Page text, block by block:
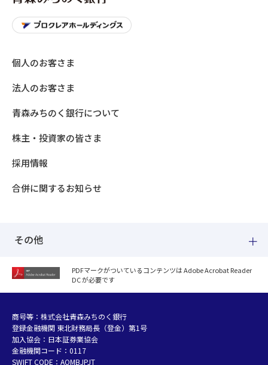
個人のお客さま
法人のお客さま
青森みちのく銀行について
株主・投資家の皆さま
採用情報
合併に関するお知らせ
その他
紛失した場合
個人データおよび法人情報に関するグループ共同利用について
マネー・ローンダリング等及び金融犯罪の防止について
販売勧誘方針
お客さまの資産形成支援に向けた業務運営方針
PDFマークがついているコンテンツは Adobe Acrobat Reader
DC が必要です
商号等：株式会社青森みちのく銀行
登録金融機関 東北財務局長（登金）第1号
加入協会：日本証券業協会
金融機関コード：0117
SWIFT CODE：AOMBJPJT